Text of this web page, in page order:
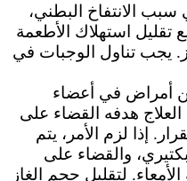
سبب الانتفاخ البطني،
تقليل استهلاك الأطعمة
يجب تناول الوجبات في
عن أمراض في أعضاء
هدفه القضاء على
إذا لزم الأمر، يتم
والقضاء على
لتقليل حجم الغاز